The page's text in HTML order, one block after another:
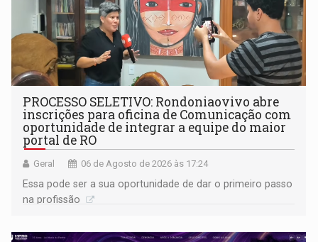
PROCESSO SELETIVO: Rondoniaovivo abre
inscrições para oficina de Comunicação com
oportunidade de integrar a equipe do maior
portal de RO
Geral 06 de Agosto de 2026 às 17:24
Essa pode ser a sua oportunidade de dar o primeiro passo
na profissão